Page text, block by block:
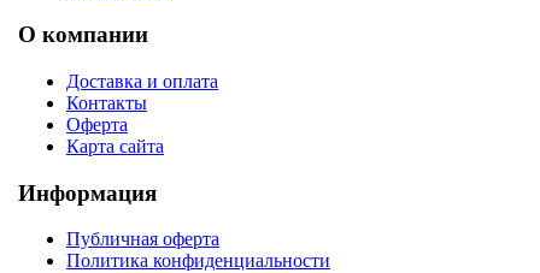
О компании
Доставка и оплата
Контакты
Оферта
Карта сайта
Информация
Публичная оферта
Политика конфиденциальности